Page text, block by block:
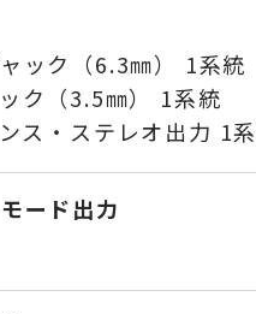
ック（6.3㎜） 1系統
ク（3.5㎜） 1系統
ス・ステレオ出力 1
ード出力